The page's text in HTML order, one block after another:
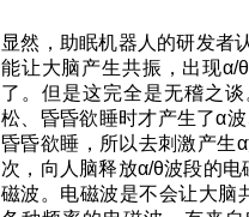
显然，助眠机器人的研发者
能让大脑产生共振，出现α/
了。但是这完全是无稽之
松、昏昏欲睡时才产生了α
昏昏欲睡，所以去刺激产生
次，向人脑释放α/θ波段的
磁波。电磁波是不会让大脑